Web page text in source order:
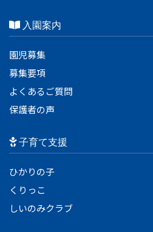
入園案内
園児募集
募集要項
よくあるご質問
保護者の声
子育て支援
ひかりの子
くりっこ
しいのみクラブ